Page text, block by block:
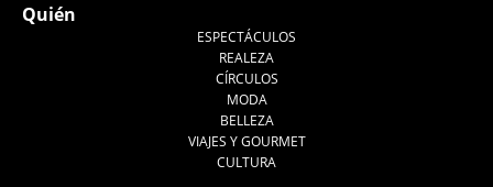
Quién
ESPECTÁCULOS
REALEZA
CÍRCULOS
MODA
BELLEZA
VIAJES Y GOURMET
CULTURA